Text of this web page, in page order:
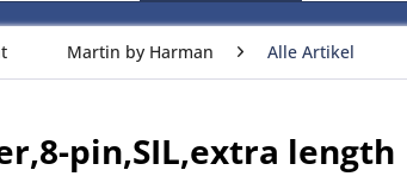
Martin by Harman Alle Artikel
pin,SIL,extra length